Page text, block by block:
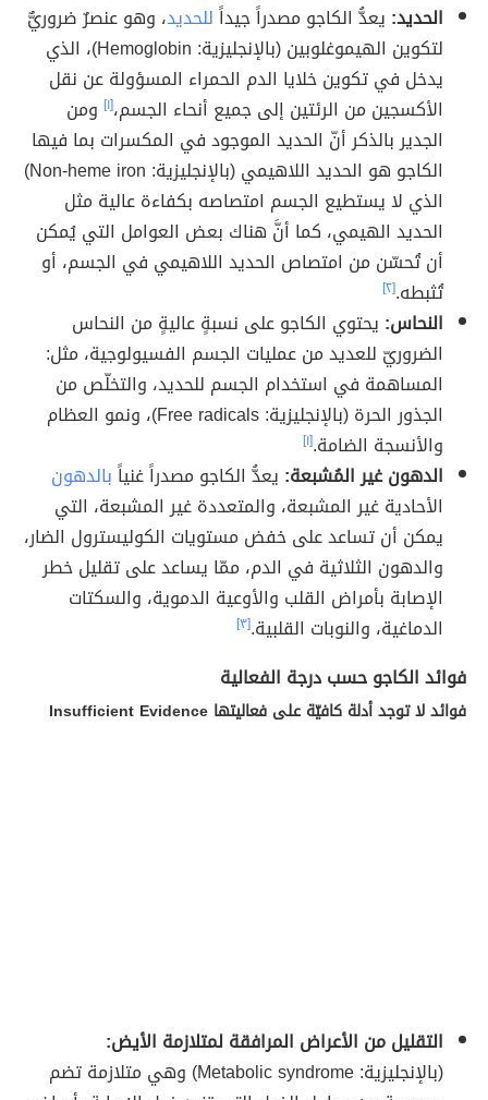
الحديد: يعدُّ الكاجو مصدراً جيداًللحديد، وهو عنصرٌ ضروريٌّ
لتكوين الهيموغلوبين (بالإنجليزية: Hemoglobin)، الذي
يدخل في تكوين خلايا الدم الحمراء المسؤولة عن نقل
الأكسجين من الرئتين إلى جميع أنحاء الجسم،[١] ومن
الجدير بالذكر أنّ الحديد الموجود في المكسرات بما فيها
الكاجو هو الحديد اللاهيمي (بالإنجليزية: Non-heme iron)
الذي لا يستطيع الجسم امتصاصه بكفاءة عالية مثل
الحديد الهيمي، كما أنَّ هناك بعض العوامل التي يُمكن
أن تُحسّن من امتصاص الحديد اللاهيمي في الجسم، أو
تُثبطه.[٢]
النحاس: يحتوي الكاجو على نسبةٍ عاليةٍ من النحاس
الضروريّ للعديد من عمليات الجسم الفسيولوجية، مثل:
المساهمة في استخدام الجسم للحديد، والتخلّص من
الجذور الحرة (بالإنجليزية: Free radicals)، ونمو العظام
والأنسجة الضامة.[١]
الدهون غير المُشبعة: يعدُّ الكاجو مصدراً غنياًبالدهون
الأحادية غير المشبعة، والمتعددة غير المشبعة، التي
يمكن أن تساعد على خفض مستويات الكوليسترول الضار،
والدهون الثلاثية في الدم، ممّا يساعد على تقليل خطر
الإصابة بأمراض القلب والأوعية الدموية، والسكتات
الدماغية، والنوبات القلبية.[٣]
فوائد الكاجو حسب درجة الفعالية
فوائد لا توجد أدلة كافيّة على فعاليتها Insufficient Evidence
التقليل من الأعراض المرافقة لمتلازمة الأيض:
(بالإنجليزية: Metabolic syndrome) وهي متلازمة تضم